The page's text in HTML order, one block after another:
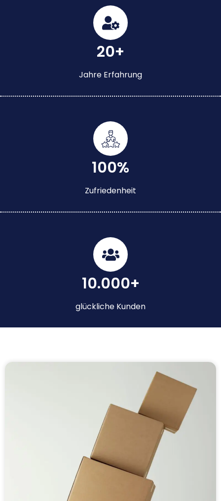
20+
Jahre Erfahrung
100%
Zufriedenheit
10.000+
glückliche Kunden